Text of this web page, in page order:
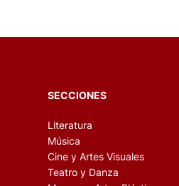
SECCIONES
Literatura
Música
Cine y Artes Visuales
Teatro y Danza